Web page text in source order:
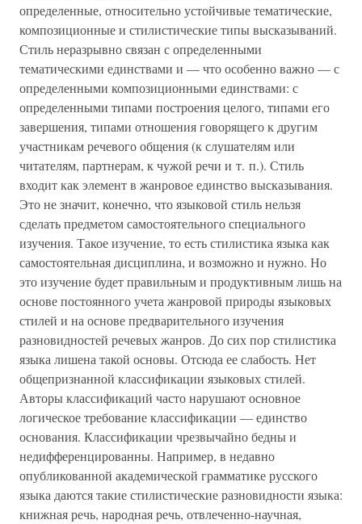
определенные, относительно устойчивые тематические,
композиционные и стилистические типы высказываний.
Стиль неразрывно связан с определенными
тематическими единствами и — что особенно важно — с
определенными композиционными единствами: с
определенными типами построения целого, типами его
завершения, типами отношения говорящего к другим
участникам речевого общения (к слушателям или
читателям, партнерам, к чужой речи и т. п.). Стиль
входит как элемент в жанровое единство высказывания.
Это не значит, конечно, что языковой стиль нельзя
сделать предметом самостоятельного специального
изучения. Такое изучение, то есть стилистика языка как
самостоятельная дисциплина, и возможно и нужно. Но
это изучение будет правильным и продуктивным лишь на
основе постоянного учета жанровой природы языковых
стилей и на основе предварительного изучения
разновидностей речевых жанров. До сих пор стилистика
языка лишена такой основы. Отсюда ее слабость. Нет
общепризнанной классификации языковых стилей.
Авторы классификаций часто нарушают основное
логическое требование классификации — единство
основания. Классификации чрезвычайно бедны и
недифференцированны. Например, в недавно
опубликованной академической грамматике русского
языка даются такие стилистические разновидности языка:
книжная речь, народная речь, отвлеченно-научная,